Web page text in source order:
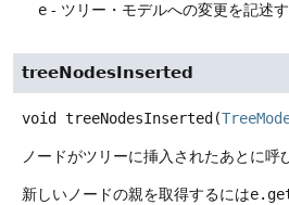
e - ツリー・モデルへの変更を記述
treeNodesInserted
void treeNodesInserted (
ノードがツリーに挿入されたあとに呼
新しいノードの親を取得するには